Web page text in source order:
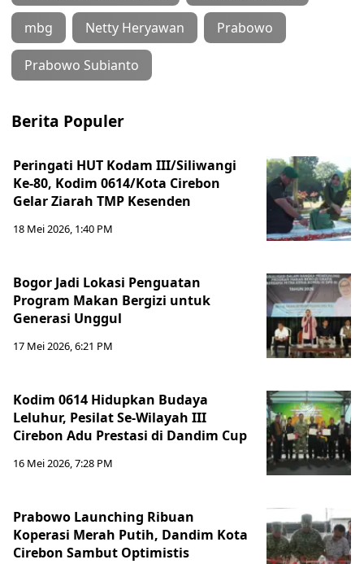
mbg Netty Heryawan Prabowo
Prabowo Subianto
Berita Populer
Peringati HUT Kodam III/Siliwangi
Ke-80, Kodim 0614/Kota Cirebon
Gelar Ziarah TMP Kesenden
18 Mei 2026, 1:40 PM
Bogor Jadi Lokasi Penguatan
Program Makan Bergizi untuk
Generasi Unggul
17 Mei 2026, 6:21 PM
Kodim 0614 Hidupkan Budaya
Leluhur, Pesilat Se-Wilayah III
Cirebon Adu Prestasi di Dandim Cup
16 Mei 2026, 7:28 PM
Prabowo Launching Ribuan
Koperasi Merah Putih, Dandim Kota
Cirebon Sambut Optimistis